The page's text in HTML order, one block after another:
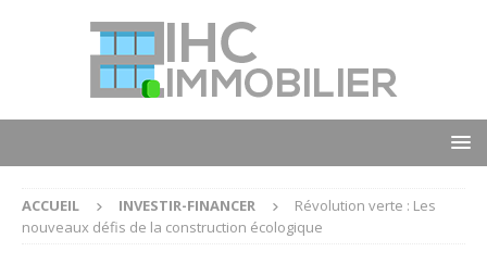
ACCUEIL INVESTIR-FINANCER
Révolution verte : Les
nouveaux défis de la construction écologique